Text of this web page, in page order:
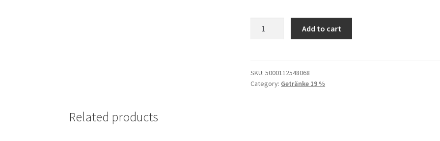
PET
quantity
Add to cart
SKU:5000112548068
Category: Getränke 19 %
Related products